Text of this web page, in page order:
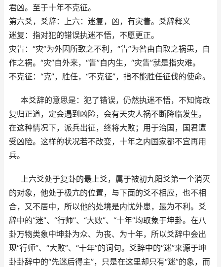
君凶。至于十年不克征。
第六爻，爻辞：上六：迷复，凶，有灾眚。爻辞释义
迷复：指对犯的错误执迷不悟，不愿更正。
灾眚：“灾”为外因所致之不利，“眚”为咎由自取之祸患，自
作之祸。“灾”自外来，“眚”自内生，“灾眚”就是指灾难。
不克征：“克”，胜任，“不克征”，指不能胜任征伐的使命。
本爻辞的意思是：犯了错误，仍然执迷不悟，不知悔改
复归正道，定会遇到凶险，会有天灾人祸不断降临发生。
在这种情况下，派兵出征，终将大败；用于治国，国君遭
受凶险。这样的状况若不改变，十年之内国家都不宜再用
兵。
上六爻处于复卦的最上爻，属于被初九阳爻第一个消灭
的对象，他处于极亢的位置，与下面的爻不相应，也不相
合，又不居中，所以他的处境是内忧外患，最为不利。爻
辞中的“迷”、“行师”、“大败”、“十年”均取象于坤卦。在八
卦万物类象中坤卦为众、为丧、为十年，所以爻辞中会出
现“行师”、“大败”、“十年”的词句。爻辞中的“迷”来源于坤
卦卦辞中的“先迷后得主”，只是在这里却只有“迷”的象，而